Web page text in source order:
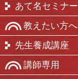
あて名セミナー
教えたい方へ
先生養成講座
講師専用